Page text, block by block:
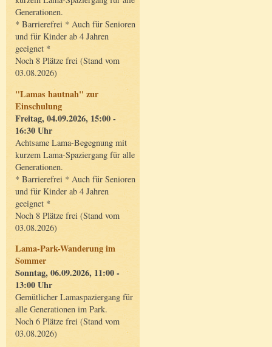
Generationen.
* Barrierefrei * Auch für Senioren
und für Kinder ab 4 Jahren
geeignet *
Noch 8 Plätze frei (Stand vom
03.08.2026)
"Lamas hautnah" zur
Einschulung
Freitag, 04.09.2026, 15:00 -
16:30 Uhr
Achtsame Lama-Begegnung mit
kurzem Lama-Spaziergang für alle
Generationen.
* Barrierefrei * Auch für Senioren
und für Kinder ab 4 Jahren
geeignet *
Noch 8 Plätze frei (Stand vom
03.08.2026)
Lama-Park-Wanderung im
Sommer
Sonntag, 06.09.2026, 11:00 -
13:00 Uhr
Gemütlicher Lamaspaziergang für
alle Generationen im Park.
Noch 6 Plätze frei (Stand vom
03.08.2026)